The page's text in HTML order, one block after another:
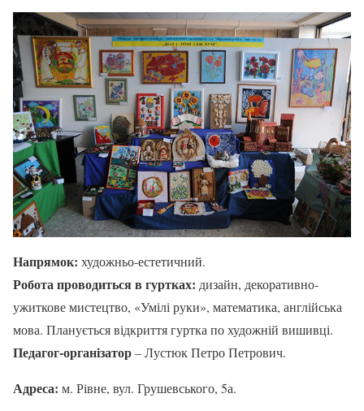
Напрямок: художньо-естетичний.
Робота проводиться в гуртках: дизайн, декоративно-
ужиткове мистецтво, «Умілі руки», математика, англійська
мова. Планується відкриття гуртка по художній вишивці.
Педагог-організатор– Лустюк Петро Петрович.
Адреса: м. Рівне, вул. Грушевського, 5а.